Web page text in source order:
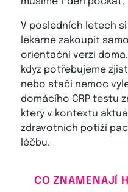
V posledních letech
lékárně zakoupit
orientační verzi
když potřebujeme
nebo stačí nemoc
domácího CRP testu
který v kontextu
zdravotních potíží
léčbu.
CO ZNAMENAJÍ